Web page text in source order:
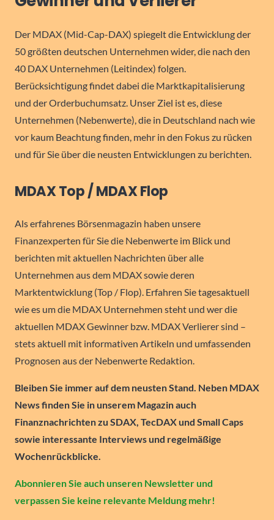
Der MDAX (Mid-Cap-DAX) spiegelt die Entwicklung der
50 größten deutschen Unternehmen wider, die nach den
40 DAX Unternehmen (Leitindex) folgen.
Berücksichtigung findet dabei die Marktkapitalisierung
und der Orderbuchumsatz. Unser Ziel ist es, diese
Unternehmen (Nebenwerte), die in Deutschland nach wie
vor kaum Beachtung finden, mehr in den Fokus zu rücken
und für Sie über die neusten Entwicklungen zu berichten.
MDAX Top / MDAX Flop
Als erfahrenes Börsenmagazin haben unsere
Finanzexperten für Sie die Nebenwerte im Blick und
berichten mit aktuellen Nachrichten über alle
Unternehmen aus dem MDAX sowie deren
Marktentwicklung (Top / Flop). Erfahren Sie tagesaktuell
wie es um die MDAX Unternehmen steht und wer die
aktuellen MDAX Gewinner bzw. MDAX Verlierer sind –
stets aktuell mit informativen Artikeln und umfassenden
Prognosen aus der Nebenwerte Redaktion.
Bleiben Sie immer auf dem neusten Stand. Neben MDAX
News finden Sie in unserem Magazin auch
Finanznachrichten zu SDAX, TecDAX und Small Caps
sowie interessante Interviews und regelmäßige
Wochenrückblicke.
Abonnieren Sie auch unseren Newsletter und
verpassen Sie keine relevante Meldung mehr!